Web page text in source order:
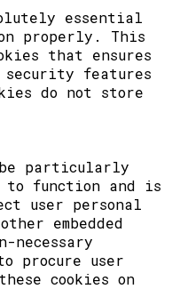
essential
properly. This
that ensures
features
do not store
be particularly
to function and is
user personal
embedded
necessary
procure user
cookies on